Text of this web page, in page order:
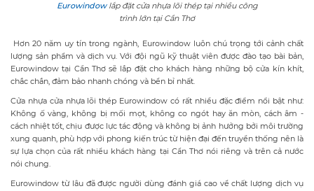
Eurowindowlắp đặt cửa nhựa lõi thép tại nhiều công
trình lớn tại Cần Thơ
Hơn 20 năm uy tín trong ngành, Eurowindow luôn chú trọng tới cảnh chất
lượng sản phẩm và dịch vụ. Với đội ngũ kỹ thuật viên được đào tạo bài bản,
Eurowindow tại Cần Thơ sẽ lắp đặt cho khách hàng những bộ cửa kín khít,
chắc chắn, đảm bảo nhanh chóng và bền bỉ nhất.
Cửa nhựa cửa nhựa lõi thép Eurowindow có rất nhiều đặc điểm nổi bật như:
Không ố vàng, không bị mối mọt, không co ngót hay ăn mòn, cách âm -
cách nhiệt tốt, chịu được lực tác động và không bị ảnh hưởng bởi môi trường
xung quanh, phù hợp với phong kiến trúc từ hiện đại đến truyền thống nên là
sự lựa chọn của rất nhiều khách hàng tại Cần Thơ nói riêng và trên cả nước
nói chung.
Eurowindow từ lâu đã được người dùng đánh giá cao về chất lượng dịch vụ